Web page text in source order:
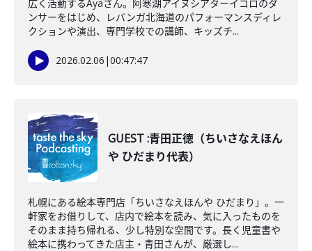
広く活動するAyaさん。阿寒湖アイヌシアターイコロのダ
ンサーをはじめ、レバンガ北海道のパフォーマンスディレ
クションや演出、専門学校での講師、キッズチ...
2026.02.06 |00:47:47
GUEST :青田正徳（ちいさなえほん
や ひだまり代表）
札幌にある絵本専門店「ちいさなえほんや ひだまり」。一
軒家をお借りして、店内で絵本を読み、気に入ったものを
そのまま持ち帰れる、少し特別な空間です。長く児童書や
絵本に携わってきた店主・青田さんが、厳選し...